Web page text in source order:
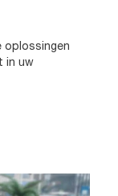
oplossingen
in uw